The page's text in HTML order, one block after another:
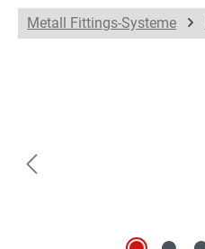
Metall Fittings-Systeme